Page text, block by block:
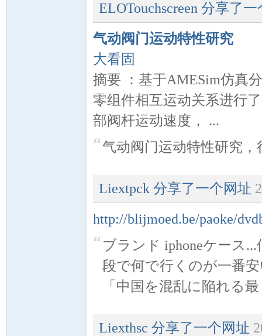
ELOTouchscreen 分享了一
气动阀门运动特性研究
大看固
摘要 ：基于AMESim仿真
零组件相互运动关系进行
部阀杆运动速度， ...
气动阀门运动特性研究，
Liextpck 分享了一个网址
http://blijmoed.be/paoke/
ブランド iphoneケース
段で何で行くのが一番
「中国を混乱に陥れる最
Liexthsc 分享了一个网址